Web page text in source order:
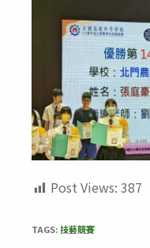
Post Views: 387
TAGS:技藝競賽